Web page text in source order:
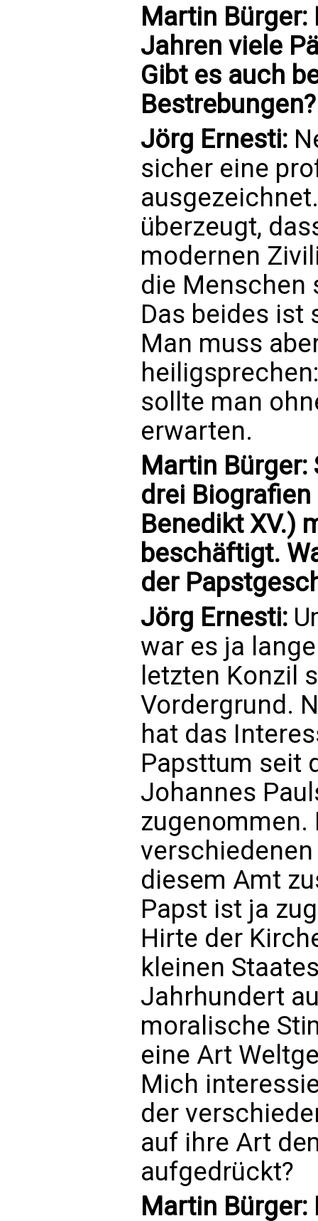
Martin Bürger:
Jahren viele
Gibt es auch
Bestrebungen?
Jörg Ernesti:
sicher eine
überzeugt,
modernen
die Menschen
Das beides ist
Man muss
sollte man
erwarten.
Martin Bürger:
drei Biografien
Benedikt XV.)
beschäftigt.
der
Jörg Ernesti:
war es ja
letzten Konzil
Vordergrund.
hat das
Papsttum seit
Johannes
diesem Amt
Papst ist ja
Hirte der
kleinen
Jahrhundert
moralische
eine Art
Mich
der
auf ihre Art
aufgedrückt?
Martin Bürger: